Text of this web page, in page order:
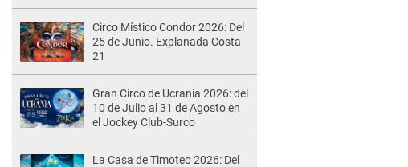
Circo Místico Condor 2026: Del
25 de Junio. Explanada Costa
21
Gran Circo de Ucrania 2026: del
10 de Julio al 31 de Agosto en
el Jockey Club-Surco
La Casa de Timoteo 2026: Del